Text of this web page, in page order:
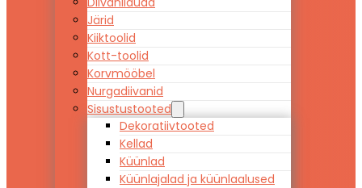
Järid
Kiiktoolid
Kott-toolid
Korvmööbel
Nurgadiivanid
Sisustustooted
Dekoratiivtooted
Kellad
Küünlad
Küünlajalad ja küünlaalused